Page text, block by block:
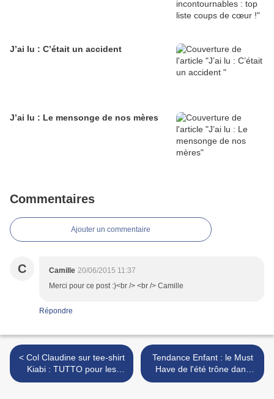
J’ai lu : C’était un accident
J’ai lu : Le mensonge de nos mères
Commentaires
Ajouter un commentaire
C Camille 20/06/2015 11:37
Merci pour ce post :)<br /> <br /> Camille
Répondre
< Col Claudine sur tee-shirt
Kiabi : TUTTO pour les
couturières ou à
Tendance Enfant : le Must
Have de l'été trône dans
notre jardin ! >